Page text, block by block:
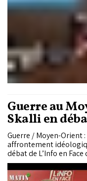
Guerre au
Skalli en
Guerre / Moyen-
affrontement
débat de L’Info en
Rachid Hallaouy reçoit
anthropologie et